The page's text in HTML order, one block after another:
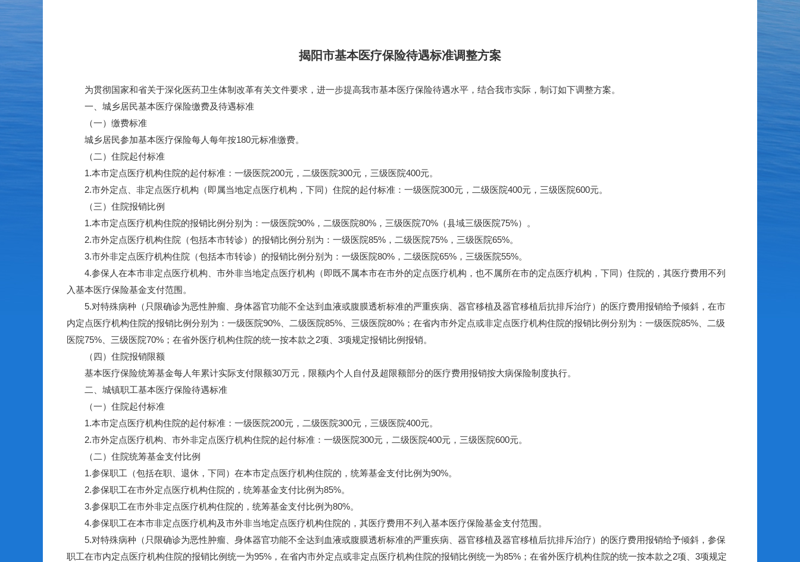
揭阳市基本医疗保险待遇标准调整方案
为贯彻国家和省关于深化医药卫生体制改革有关文件要求，进一步提高我市基本医疗保险待遇水平，结合我市实际，制订如下调整方案。
一、城乡居民基本医疗保险缴费及待遇标准
（一）缴费标准
城乡居民参加基本医疗保险每人每年按180元标准缴费。
（二）住院起付标准
1.本市定点医疗机构住院的起付标准：一级医院200元，二级医院300元，三级医院400元。
2.市外定点、非定点医疗机构（即属当地定点医疗机构，下同）住院的起付标准：一级医院300元，二级医院400元，三级医院600元。
（三）住院报销比例
1.本市定点医疗机构住院的报销比例分别为：一级医院90%，二级医院80%，三级医院70%（县域三级医院75%）。
2.市外定点医疗机构住院（包括本市转诊）的报销比例分别为：一级医院85%，二级医院75%，三级医院65%。
3.市外非定点医疗机构住院（包括本市转诊）的报销比例分别为：一级医院80%，二级医院65%，三级医院55%。
4.参保人在本市非定点医疗机构、市外非当地定点医疗机构（即既不属本市在市外的定点医疗机构，也不属所在市的定点医疗机构，下同）住院的，其医疗费用不列
入基本医疗保险基金支付范围。
5.对特殊病种（只限确诊为恶性肿瘤、身体器官功能不全达到血液或腹膜透析标准的严重疾病、器官移植及器官移植后抗排斥治疗）的医疗费用报销给予倾斜，在市
内定点医疗机构住院的报销比例分别为：一级医院90%、二级医院85%、三级医院80%；在省内市外定点或非定点医疗机构住院的报销比例分别为：一级医院85%、二级
医院75%、三级医院70%；在省外医疗机构住院的统一按本款之2项、3项规定报销比例报销。
（四）住院报销限额
基本医疗保险统筹基金每人年累计实际支付限额30万元，限额内个人自付及超限额部分的医疗费用报销按大病保险制度执行。
二、城镇职工基本医疗保险待遇标准
（一）住院起付标准
1.本市定点医疗机构住院的起付标准：一级医院200元，二级医院300元，三级医院400元。
2.市外定点医疗机构、市外非定点医疗机构住院的起付标准：一级医院300元，二级医院400元，三级医院600元。
（二）住院统筹基金支付比例
1.参保职工（包括在职、退休，下同）在本市定点医疗机构住院的，统筹基金支付比例为90%。
2.参保职工在市外定点医疗机构住院的，统筹基金支付比例为85%。
3.参保职工在市外非定点医疗机构住院的，统筹基金支付比例为80%。
4.参保职工在本市非定点医疗机构及市外非当地定点医疗机构住院的，其医疗费用不列入基本医疗保险基金支付范围。
5.对特殊病种（只限确诊为恶性肿瘤、身体器官功能不全达到血液或腹膜透析标准的严重疾病、器官移植及器官移植后抗排斥治疗）的医疗费用报销给予倾斜，参保
职工在市内定点医疗机构住院的报销比例统一为95%，在省内市外定点或非定点医疗机构住院的报销比例统一为85%；在省外医疗机构住院的统一按本款之2项、3项规定